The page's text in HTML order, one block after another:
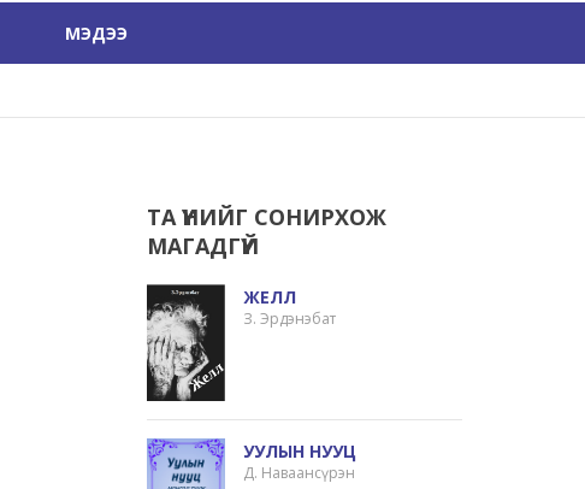
МЭДЭЭ
ТА ҮҮНИЙГ СОНИРХОЖ
МАГАДГҮЙ
ЖЕЛЛ
З. Эрдэнэбат
УУЛЫН НУУЦ
Д. Наваансүрэн